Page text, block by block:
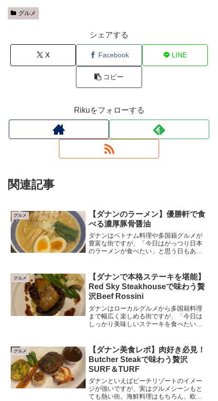
グルメ
シェアする
X Facebook LINE
コピー
Rikuをフォローする
関連記事
グルメ
【ダナンのラーメン】優勝軒で食
べる濃厚豚骨醤油
ダナンはベトナム料理や多国籍グルメが
豊富な街ですが、「今日はがっつり日本
のラーメンが食べたい」と思う日もある
です。在住日本人の間でも知られた存在
で、しっかりとした味のラー...
グルメ
【ダナンで本格ステーキを堪能】
Red Sky Steakhouseで味わう贅
沢Beef Rossini
ダナンはローカルグルメから多国籍料理
まで幅広く楽しめる街ですが、「今日は
しっかり美味しいステーキを食べたい」
在で、在住者や欧米人コミュニティから
も評価の高い...
グルメ
【ダナン美食レポ】肉好き必見！
Butcher Steakで味わう贅沢
SURF＆TURF
ダナンといえばビーチリゾートのイメー
ジが強いですが、実はグルメシーンもと
ても熱い街。海鮮料理はもちろん、欧米